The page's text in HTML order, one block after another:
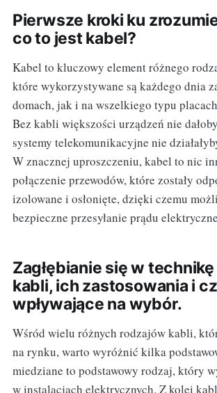
Pierwsze kroki ku
co to jest kabel?
Kabel to kluczowy element różnego
które wykorzystywane są każdego dnia
domach, jak i na wszelkiego typu
Bez kabli większości urządzeń nie
systemy telekomunikacyjne nie
W znacznej uproszczeniu, kabel to nic
połączenie przewodów, które zostały
izolowane i osłonięte, dzięki czemu
bezpieczne przesyłanie prądu
Zagłębianie się w
kabli, ich zastosowania i
wpływające na wybór.
Wśród wielu różnych rodzajów kabli,
na rynku, warto wyróżnić kilka
miedziane to podstawowy rodzaj, który
w instalacjach elektrycznych. Z kolei